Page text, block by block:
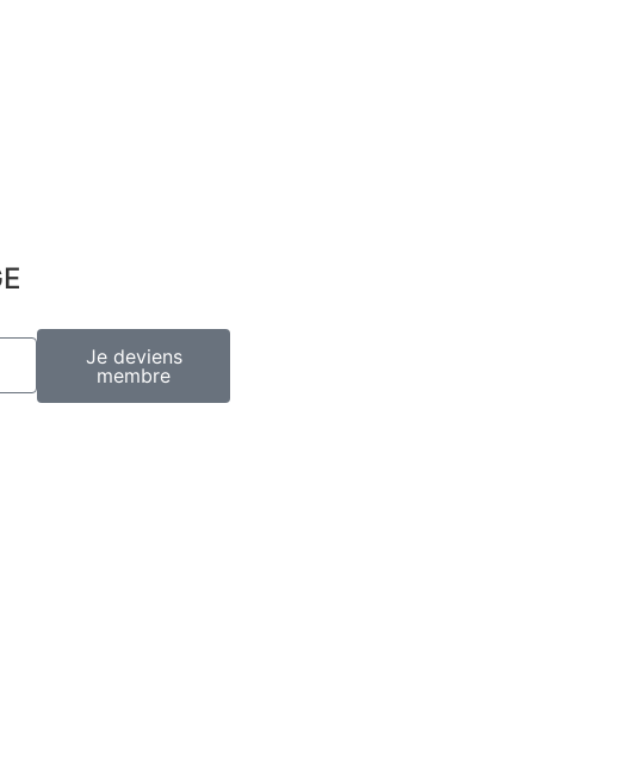
Je deviens
membre